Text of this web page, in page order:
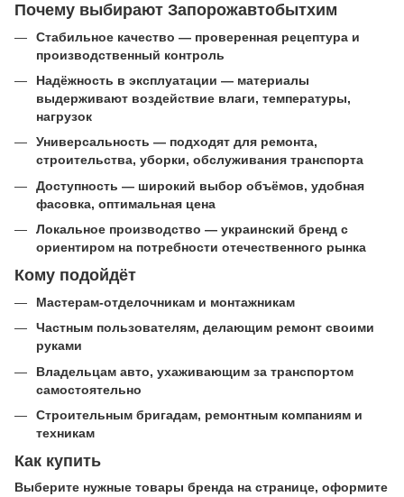
Почему выбирают Запорожавтобытхим
Стабильное качество — проверенная рецептура и
производственный контроль
Надёжность в эксплуатации — материалы
выдерживают воздействие влаги, температуры,
нагрузок
Универсальность — подходят для ремонта,
строительства, уборки, обслуживания транспорта
Доступность — широкий выбор объёмов, удобная
фасовка, оптимальная цена
Локальное производство — украинский бренд с
ориентиром на потребности отечественного рынка
Кому подойдёт
Мастерам-отделочникам и монтажникам
Частным пользователям, делающим ремонт своими
руками
Владельцам авто, ухаживающим за транспортом
самостоятельно
Строительным бригадам, ремонтным компаниям и
техникам
Как купить
Выберите нужные товары бренда на странице, оформите